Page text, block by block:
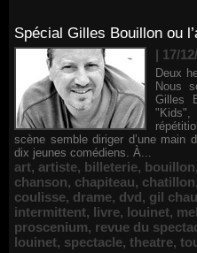
Spécial Gilles Bouillon ou
| 17/
Deux
Nous
Gilles
"Kids",
scène semble diriger d’une main
dix jeunes comédiens. À...
art, artiste, billeterie, bouillon,
chanson, chapiteau, chatillon,
coulisse, drame, dvd, gil
intermittent, livre, louinet,
proscenium, revue du
louinet, spectacle, theatre,